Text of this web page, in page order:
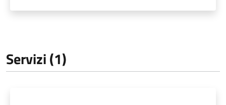
Servizi (1)